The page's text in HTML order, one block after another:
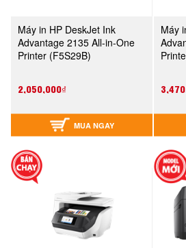
Máy in HP DeskJet Ink
Advantage 2135 All-in-One
Printer (F5S29B)
2,050,000₫
MUA NGAY
Máy